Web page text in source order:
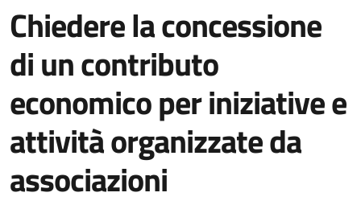
Chiedere la concessione
di un contributo
economico per iniziative e
attività organizzate da
associazioni